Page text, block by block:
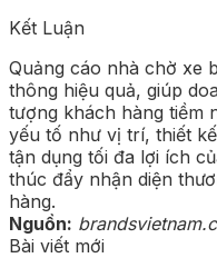
Kết Luận
Quảng cáo nhà chờ xe
thông hiệu quả, giúp
tượng khách hàng tiềm
yếu tố như vị trí, thiết
tận dụng tối đa lợi ích
thúc đẩy nhận diện
hàng.
Nguồn:
Bài viết mới